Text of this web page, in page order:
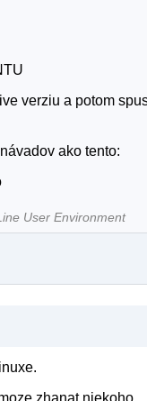
verziu a potom
ako tento:
User Environment